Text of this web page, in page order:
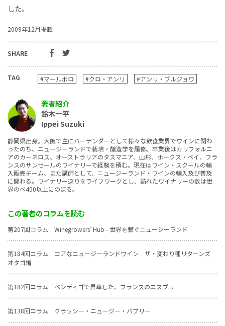
著者紹介
鈴木一平
Ippei Suzuki
静岡県出身。大阪で主にバーテンダーとして様々な飲食業界でワインに関わ
ったのち、ニュージーランドで栽培・醸造学を履修。卒業後はカリフォルニ
アのカーネロス、オーストラリアのタスマニア、山形、ホークス・ベイ、フラ
ンスのサンセールのワイナリーで経験を積む。現在はワイン・スクールの輸
入販売チーム、また講師として、ニュージーランド・ワインの輸入及び普及
に関わる。ワイナリー巡りをライフワークとし、訪れたワイナリーの数は世
界のべ400以上にのぼる。
この著者のコラムを読む
第207回コラム Winegrowers’ Hub - 世界を繋ぐニュージーランド
第184回コラム コアなニュージーランドワイン ザ・変わり種リターンズ
オタゴ編
第182回コラム ベンディゴで昇華した、フランスのエスプリ
第138回コラム クラッシー・ニュージー・バブリー
した。
2009年12月掲載
SHARE
TAG #マールボロ #クロ・アンリ #アンリ・ブルジョワ